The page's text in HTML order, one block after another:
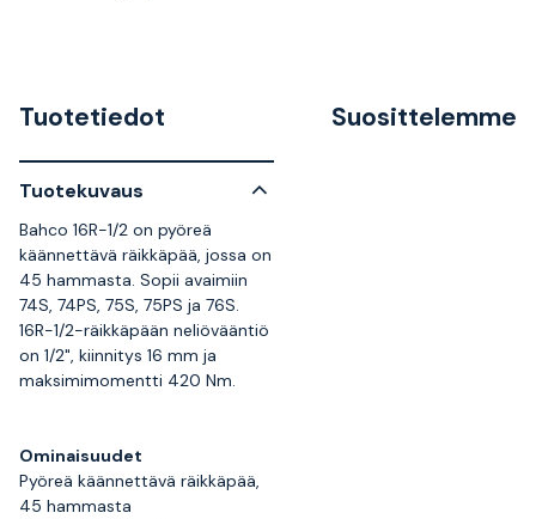
Tuotetiedot
Tuotekuvaus
Bahco 16R-1/2 on pyöreä
käännettävä räikkäpää, jossa on
45 hammasta. Sopii avaimiin
74S, 74PS, 75S, 75PS ja 76S.
16R-1/2-räikkäpään neliövääntiö
on 1/2", kiinnitys 16 mm ja
maksimimomentti 420 Nm.
Ominaisuudet
Pyöreä käännettävä räikkäpää,
45 hammasta
Suosittelemme